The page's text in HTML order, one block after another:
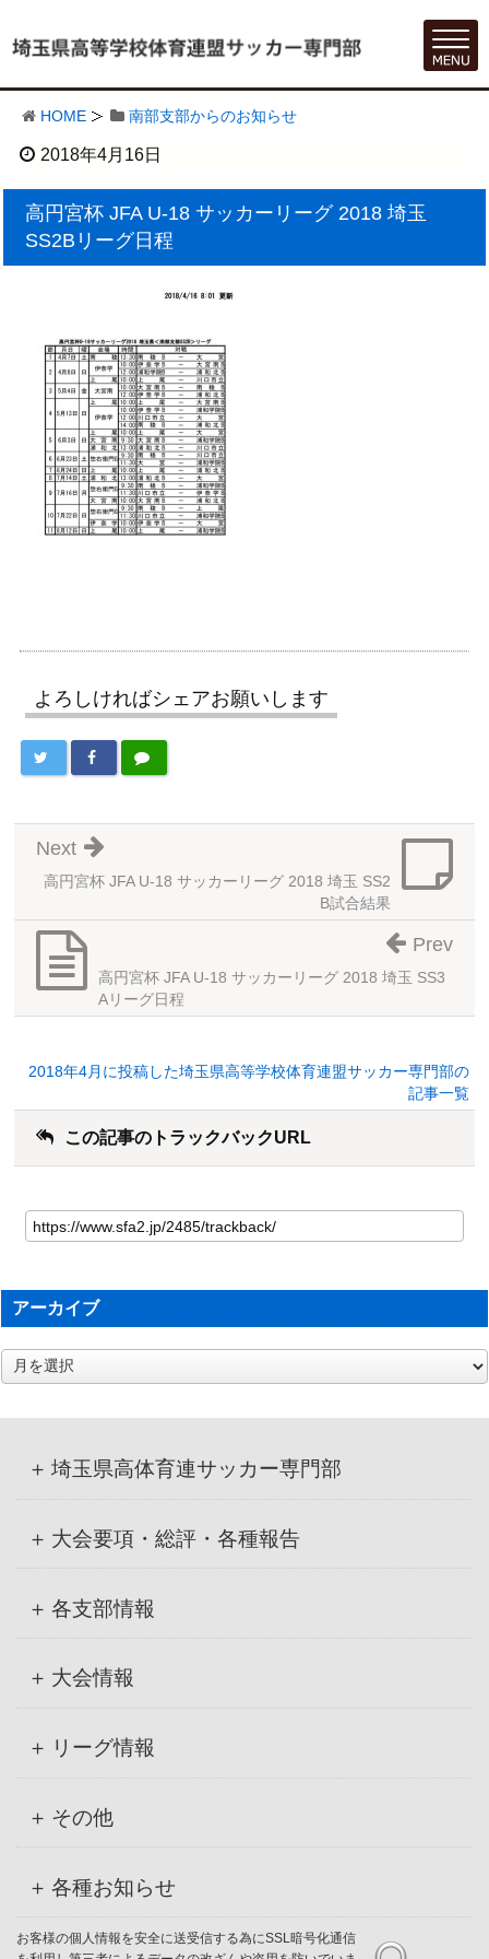
HOME 南部支部からのお知らせ
2018年4月16日
高円宮杯 JFA U-18 サッカーリーグ 2018 埼玉
SS2Bリーグ日程
よろしければシェアお願いします
高円宮杯 JFA U-18 サッカーリーグ 2018 埼玉 SS2
B試合結果
Next
高円宮杯 JFA U-18 サッカーリーグ 2018 埼玉 SS3
Aリーグ日程
Prev
2018年4月に投稿した埼玉県高等学校体育連盟サッカー専門部の
記事一覧
この記事のトラックバックURL
アーカイブ
ア
ー
埼玉県高体育連サッカー専門部
大会要項・総評・各種報告
各支部情報
大会情報
リーグ情報
その他
各種お知らせ
お客様の個人情報を安全に送受信する為にSSL暗号化通信